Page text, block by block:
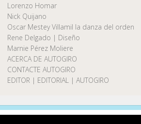
Lorenzo Homar
Nick Quijano
Oscar Mestey Villamil la danza del orden
Rene Delgado | Diseño
Marnie Pérez Moliere
ACERCA DE AUTOGIRO
CONTACTE AUTOGIRO
EDITOR | EDITORIAL | AUTOGIRO